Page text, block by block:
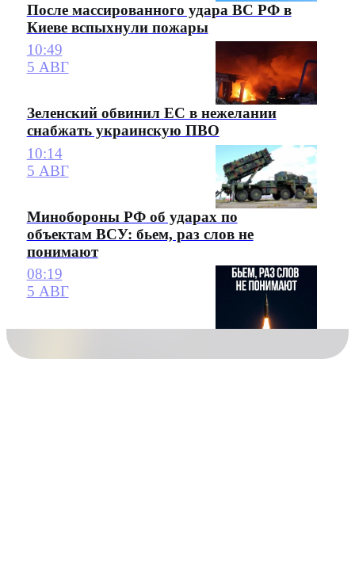
После массированного удара ВС РФ в
Киеве вспыхнули пожары
10:49
5 АВГ
Зеленский обвинил ЕС в нежелании
снабжать украинскую ПВО
10:14
5 АВГ
Минобороны РФ об ударах по
объектам ВСУ: бьем, раз слов не
понимают
08:19
5 АВГ